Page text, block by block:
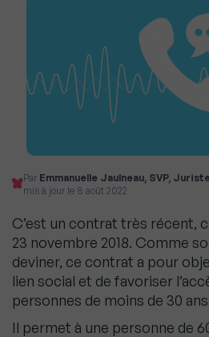
Par Emmanuelle Jaulneau, SVP, Juriste
mis à jour le 8 août 2022
C’est un contrat très récent,
23 novembre 2018. Comme
deviner, ce contrat a pour
lien social et de favoriser
personnes de moins de 30
Il permet à une personne de